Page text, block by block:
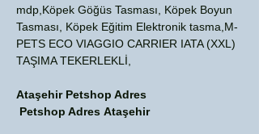
mdp,Köpek Göğüs Tasması, Köpek Boyun
Tasması, Köpek Eğitim Elektronik tasma,M-
PETS ECO VIAGGIO CARRIER IATA (XXL)
TAŞIMA TEKERLEKLİ,
Ataşehir Petshop Adres
Petshop Adres Ataşehir